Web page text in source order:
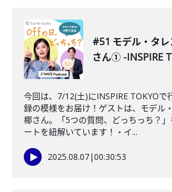
#51 モデル・タ
さん① -INSPIRE
今回は、7/12(土)にINSPIRE TOKYOで
録の模様をお届け！ゲストは、モデル
椰さん。「5つの質問、どっちっち？
ートを紐解いています！・イ...
2025.08.07|00:30:53